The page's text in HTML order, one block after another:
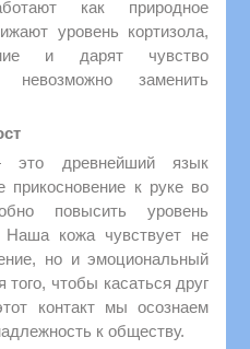
как природное
уровень кортизола,
и дарят чувство
невозможно заменить
это древнейший язык
прикосновение к руке во
повысить уровень
кожа чувствует не
но и эмоциональный
чтобы касаться друг
контакт мы осознаем
к обществу.